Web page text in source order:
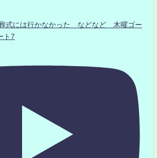
式には行かなかった などなど 木曜ゴー
ト7